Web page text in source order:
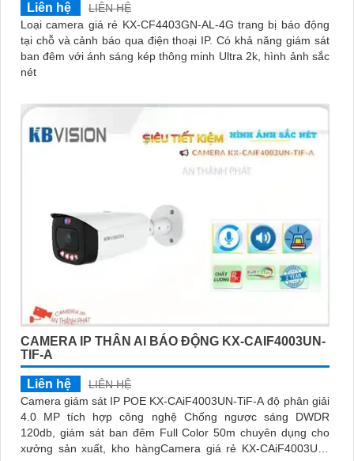
Liên hệ
LIÊN HỆ
Loại camera giá rẻ KX-CF4403GN-AL-4G trang bị báo động
tại chỗ và cảnh báo qua điện thoại IP. Có khả năng giám sát
ban đêm với ánh sáng kép thông minh Ultra 2k, hình ảnh sắc
nét
CAMERA IP THÂN AI BÁO ĐỘNG KX-CAIF4003UN-
TIF-A
Liên hệ
LIÊN HỆ
Camera giám sát IP POE KX-CAiF4003UN-TiF-A độ phân giải
4.0 MP tích hợp công nghệ Chống ngược sáng DWDR
120db, giám sát ban đêm Full Color 50m chuyên dụng cho
xưởng sản xuất, kho hàngCamera giá rẻ KX-CAiF4003UN-